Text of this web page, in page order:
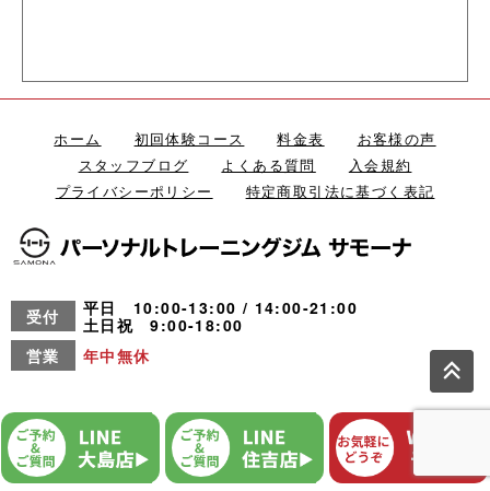
ホーム 初回体験コース 料金表
お客様の声
スタッフブログ
よくある質問
入会規約
プライバシーポリシー
特定商取引法に基づく表記
受付
平日 10:00-13:00 / 14:00-21:00
土日祝 9:00-18:00
営業
年中無休